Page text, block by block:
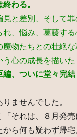
わる。
見と差別、そして
、悩み、葛藤す
魔物たちとの壮絶な
う心の成長を描いた
、ついに堂々完結
ませんでした。
それは、８月発
から何も疑わず帰宅